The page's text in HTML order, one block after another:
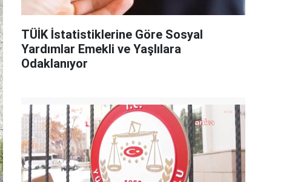
TÜİK İstatistiklerine Göre Sosyal
Yardımlar Emekli ve Yaşlılara
Odaklanıyor